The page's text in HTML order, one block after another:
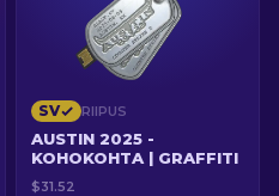
SV RIIPUS
AUSTIN 2025 -
KOHOKOHTA | GRAFFITI
$31.52